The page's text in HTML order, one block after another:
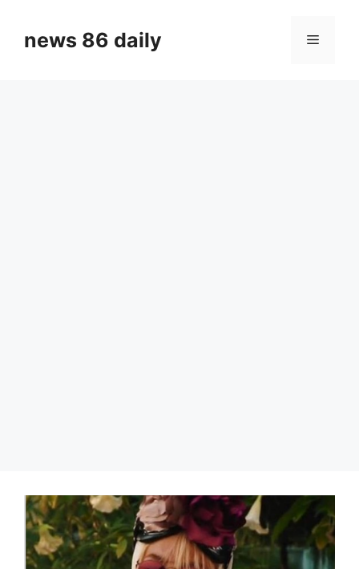
contentnews 86 daily Menu